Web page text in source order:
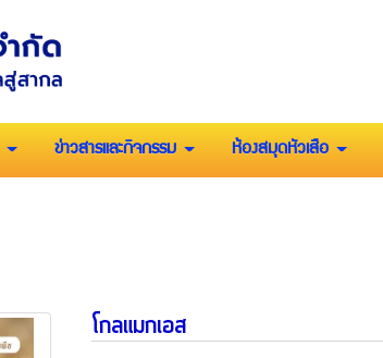
ข่าวสารและกิจกรรม ห้องสมุดหัวเสือ
โกลแมกเอส